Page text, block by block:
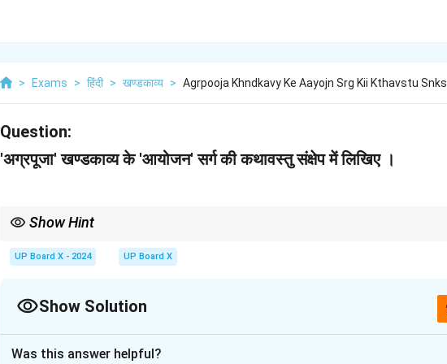
> Exams > हिंदी > खण्डकाव्य > Agrpooja Khndkavy Ke Aayojn Srg Kii Kthavstu Snks
Question:
'अग्रपूजा' खण्डकाव्य के 'आयोजन' सर्ग की कथावस्तु संक्षेप में लिखिए ।
Show Hint
जरासंध-वध की भूमिका तैयार करता है।
UP Board X - 2024 UP Board X
Show Solution
Was this answer helpful?